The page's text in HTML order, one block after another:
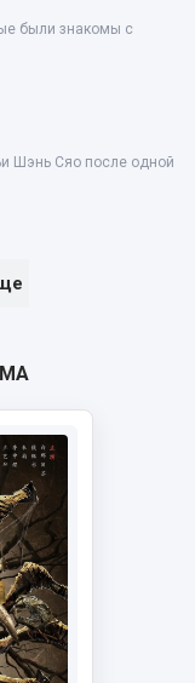
были знакомы с
Шэнь Сяо после одной